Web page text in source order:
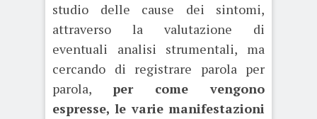
studio delle cause dei sintomi,
attraverso la valutazione di
eventuali analisi strumentali, ma
cercando di registrare parola per
parola, per come vengono
espresse, le varie manifestazioni